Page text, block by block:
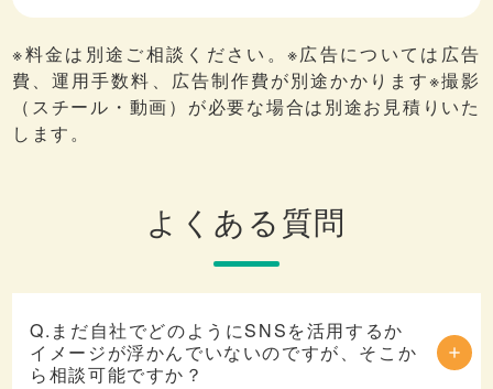
※料金は別途ご相談ください。※広告については広告
費、運用手数料、広告制作費が別途かかります※撮影
（スチール・動画）が必要な場合は別途お見積りいた
します。
よくある質問
Q.まだ自社でどのようにSNSを活用するか
イメージが浮かんでいないのですが、そこか
ら相談可能ですか？